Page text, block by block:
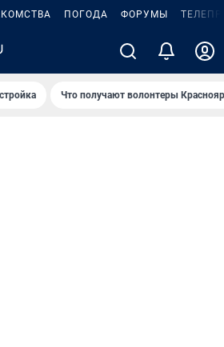
ПОГОДА ФОРУМЫ
Что получают волонтеры